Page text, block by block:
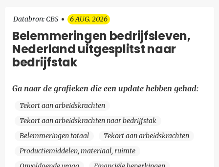
Databron: CBS 6 AUG. 2026
Belemmeringen bedrijfsleven,
Nederland uitgesplitst naar
bedrijfstak
Ga naar de grafieken die een update hebben gehad:
Tekort aan arbeidskrachten
Tekort aan arbeidskrachten naar bedrijfstak
Belemmeringen totaal
Tekort aan arbeidskrachten
Productiemiddelen, materiaal, ruimte